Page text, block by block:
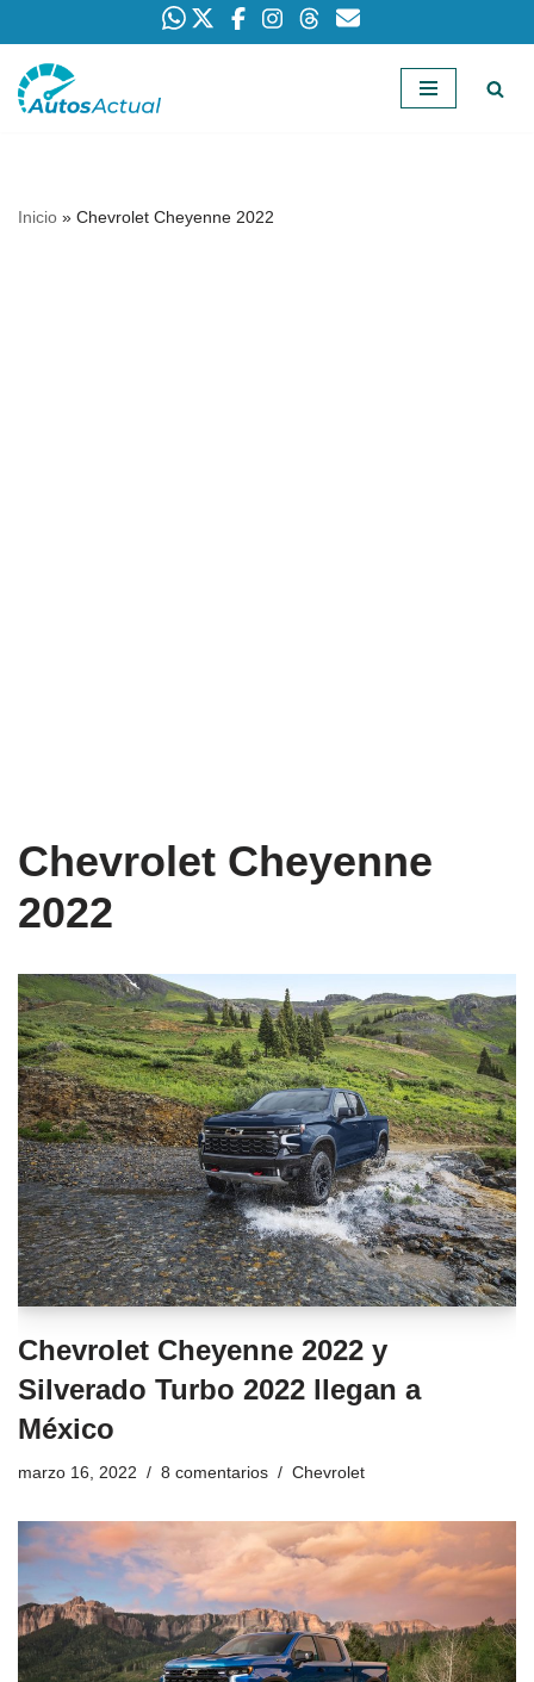
Saltar
Inicio » Chevrolet Cheyenne 2022
Chevrolet Cheyenne
2022
Chevrolet Cheyenne 2022 y
Silverado Turbo 2022 llegan a
México
marzo 16, 2022 8 comentarios Chevrolet